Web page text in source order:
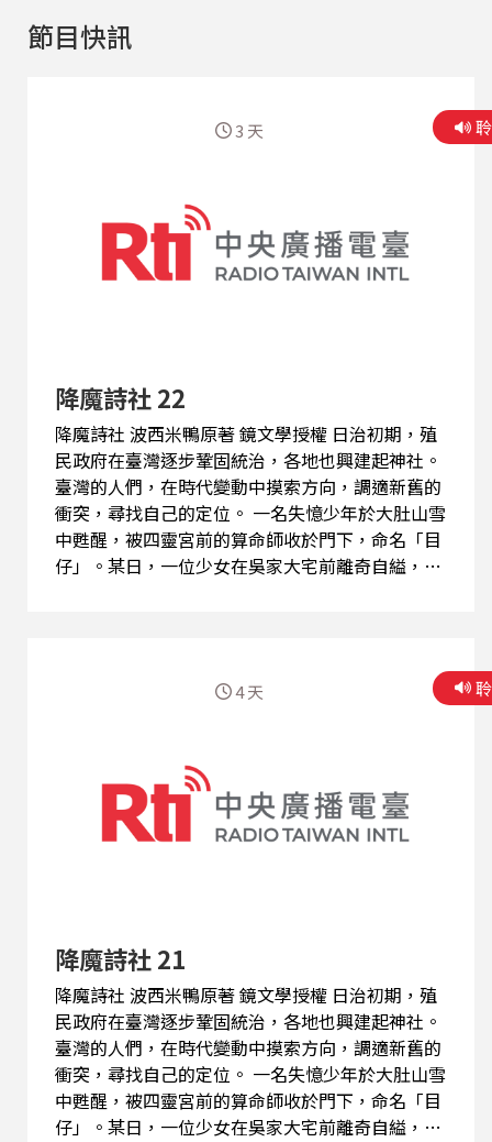
節目快訊
降魔詩社 22
降魔詩社 波西米鴨原著 鏡文學授權 日治初期，殖
民政府在臺灣逐步鞏固統治，各地也興建起神社。
臺灣的人們，在時代變動中摸索方向，調適新舊的
衝突，尋找自己的定位。 一名失憶少年於大肚山雪
中甦醒，被四靈宮前的算命師收於門下，命名「目
仔」。某日，一位少女在吳家大宅前離奇自縊，目
社」詩人，又有甚麼樣的能力，能否穿透時代的黑
3 天
降魔詩社 21
降魔詩社 波西米鴨原著 鏡文學授權 日治初期，殖
民政府在臺灣逐步鞏固統治，各地也興建起神社。
臺灣的人們，在時代變動中摸索方向，調適新舊的
衝突，尋找自己的定位。 一名失憶少年於大肚山雪
中甦醒，被四靈宮前的算命師收於門下，命名「目
仔」。某日，一位少女在吳家大宅前離奇自縊，目
4 天